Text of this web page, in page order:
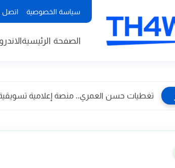
سياسة الخصوصية اتصل
الصفحة الرئيسية
تغطيات حسن العمري.. منصة إعلامية تسويقية